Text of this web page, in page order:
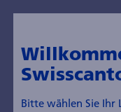
Bitte wählen Sie Ihr